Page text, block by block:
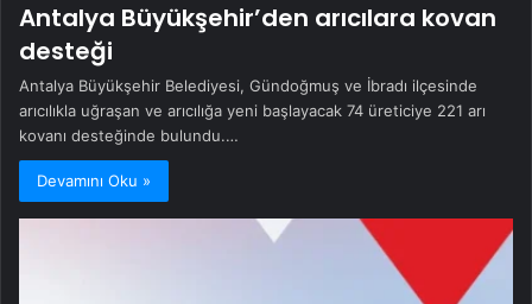
Antalya Büyükşehir’den arıcılara kovan
desteği
Antalya Büyükşehir Belediyesi, Gündoğmuş ve İbradı ilçesinde
arıcılıkla uğraşan ve arıcılığa yeni başlayacak 74 üreticiye 221 arı
kovanı desteğinde bulundu.…
Devamını Oku »